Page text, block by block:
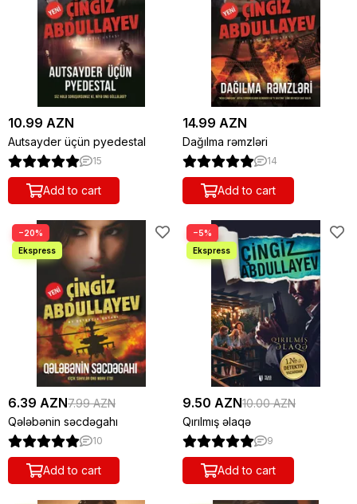
10.99 AZN
Autsayder üçün pyedestal
15
Add to cart
14.99 AZN
Dağılma rəmzləri
14
Add to cart
−20%
6.39 AZN7.99 AZN
Qələbənin səcdəgahı
10
Add to cart
−5%
9.50 AZN10.00 AZN
Qırılmış əlaqə
9
Add to cart